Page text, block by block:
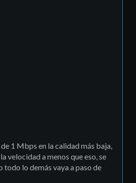
1 Mbps en la calidad más baja,
velocidad a menos que eso, se
todo lo demás vaya a paso de